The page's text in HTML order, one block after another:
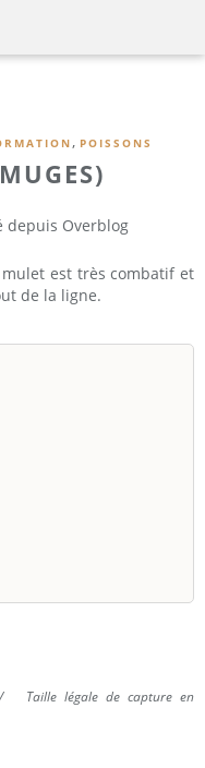
, POISSONS
depuis Overblog
est très combatif et
de la ligne.
Taille légale de capture en